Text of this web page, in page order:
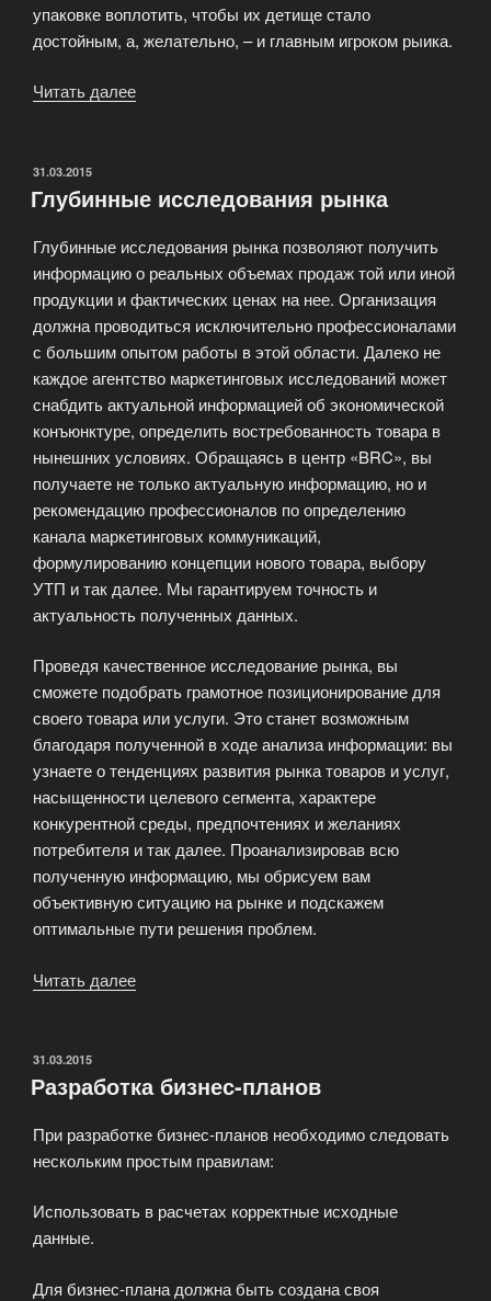
упаковке воплотить, чтобы их детище стало
достойным, а, желательно, – и главным игроком рыика.
Читать далее
ОПУБЛИКОВАНО
31.03.2015
Глубинные исследования рынка
Глубинные исследования рынка позволяют получить
информацию о реальных объемах продаж той или иной
продукции и фактических ценах на нее. Организация
должна проводиться исключительно профессионалами
с большим опытом работы в этой области. Далеко не
каждое агентство маркетинговых исследований может
снабдить актуальной информацией об экономической
конъюнктуре, определить востребованность товара в
нынешних условиях. Обращаясь в центр «BRC», вы
получаете не только актуальную информацию, но и
рекомендацию профессионалов по определению
канала маркетинговых коммуникаций,
формулированию концепции нового товара, выбору
УТП и так далее. Мы гарантируем точность и
актуальность полученных данных.
Проведя качественное исследование рынка, вы
сможете подобрать грамотное позиционирование для
своего товара или услуги. Это станет возможным
благодаря полученной в ходе анализа информации: вы
узнаете о тенденциях развития рынка товаров и услуг,
насыщенности целевого сегмента, характере
конкурентной среды, предпочтениях и желаниях
потребителя и так далее. Проанализировав всю
полученную информацию, мы обрисуем вам
объективную ситуацию на рынке и подскажем
оптимальные пути решения проблем.
Читать далее
ОПУБЛИКОВАНО
31.03.2015
Разработка бизнес-планов
При разработке бизнес-планов необходимо следовать
нескольким простым правилам:
Использовать в расчетах корректные исходные
данные.
Для бизнес-плана должна быть создана своя